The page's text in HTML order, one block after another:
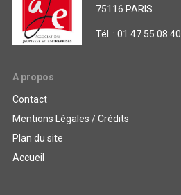
75116 PARIS
Tél. : 01 47 55 08 40
A propos
Contact
Mentions Légales / Crédits
Plan du site
Accueil